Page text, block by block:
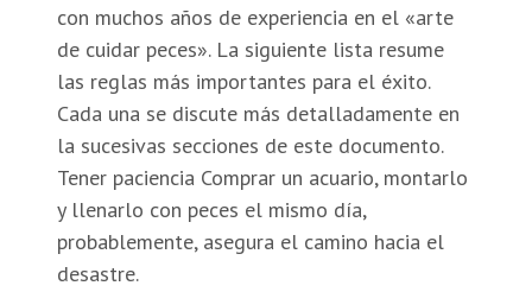
con muchos años de experiencia en el «arte
de cuidar peces». La siguiente lista resume
las reglas más importantes para el éxito.
Cada una se discute más detalladamente en
la sucesivas secciones de este documento.
Tener paciencia Comprar un acuario, montarlo
y llenarlo con peces el mismo día,
probablemente, asegura el camino hacia el
desastre.